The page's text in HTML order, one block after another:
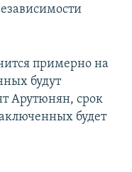
примерно на
будут
Арутюнян, срок
будет